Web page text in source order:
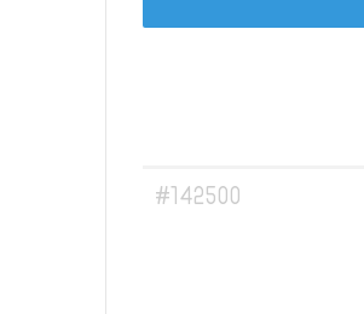
#142500